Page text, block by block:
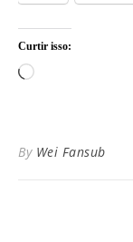
Curtir isso:
Carregando...
By Wei Fansub